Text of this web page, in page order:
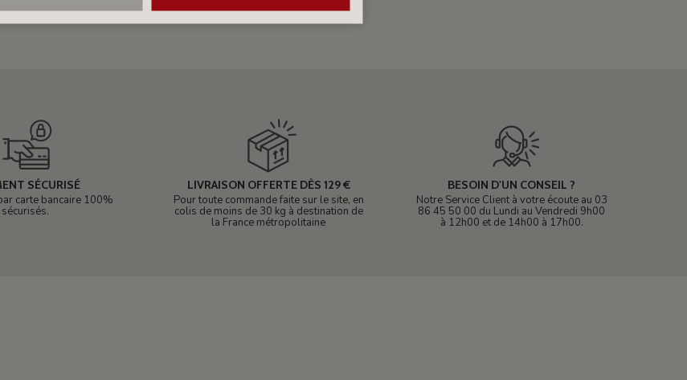
SÉCURISÉ
carte bancaire 100%
sécurisés.
LIVRAISON OFFERTE DÈS 129 €
Pour toute commande faite sur le site, en
colis de moins de 30 kg à destination de
la France métropolitaine
BESOIN D'UN CONSEIL ?
Notre Service Client à votre écoute au 03
86 45 50 00 du Lundi au Vendredi 9h00
à 12h00 et de 14h00 à 17h00.